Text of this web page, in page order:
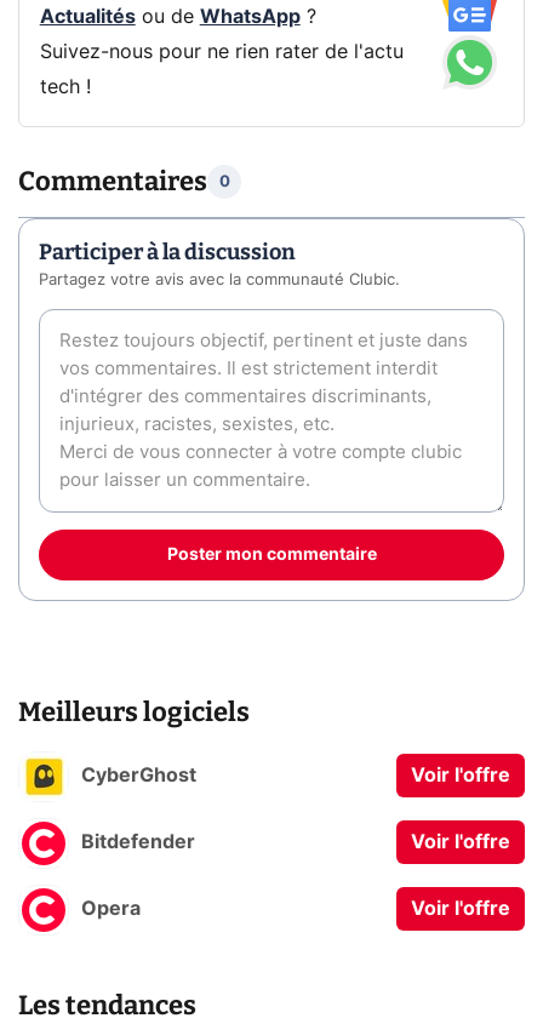
Actualitésou de WhatsApp?
Suivez-nous pour ne rien rater de l'actu
tech !
Commentaires 0
Participer à la discussion
Partagez votre avis avec la communauté Clubic.
Poster mon commentaire
Meilleurs logiciels
CyberGhost Voir l'offre
Bitdefender Voir l'offre
Opera Voir l'offre
Les tendances